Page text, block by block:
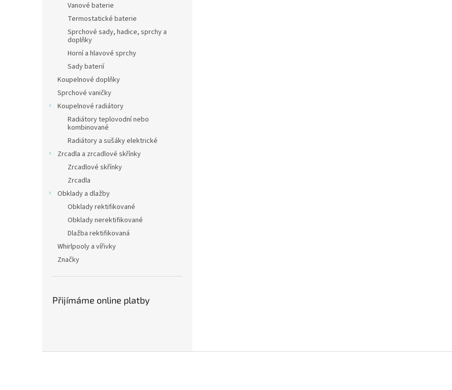
Vanové baterie
Termostatické baterie
Sprchové sady, hadice, sprchy a
doplňky
Horní a hlavové sprchy
Sady baterií
Koupelnové doplňky
Sprchové vaničky
Koupelnové radiátory
Radiátory teplovodní nebo
kombinované
Radiátory a sušáky elektrické
Zrcadla a zrcadlové skřínky
Zrcadlové skřínky
Zrcadla
Obklady a dlažby
Obklady rektifikované
Obklady nerektifikované
Dlažba rektifikovaná
Whirlpooly a vířivky
Značky
Přijímáme online platby